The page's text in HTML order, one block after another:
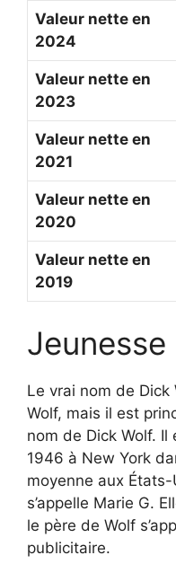
Valeur nette en
2024
Valeur nette en
2023
Valeur nette en
2021
Valeur nette en
2020
Valeur nette en
2019
Jeunesse
Le vrai nom de
Wolf, mais il est
nom de Dick Wolf.
1946 à New York
moyenne aux
s’appelle Marie G.
le père de Wolf
publicitaire.